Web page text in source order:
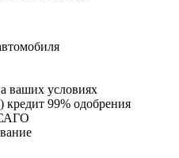
ваших условиях
кредит 99% одобрения